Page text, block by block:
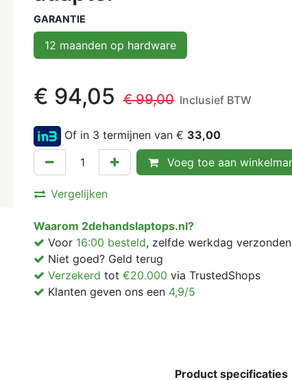
GARANTIE
12 maanden op hardware
€ 94,05 €99,00 Inclusief BTW
Of in 3 termijnen van € 33,00
Voeg toe aan
Vergelijken
Waarom 2dehandslaptops.nl?
Voor 16:00 besteld, zelfde werkdag
Niet goed? Geld terug
Verzekerd tot €20.000 via TrustedShops
Klanten geven ons een 4,9/5
Product specificaties